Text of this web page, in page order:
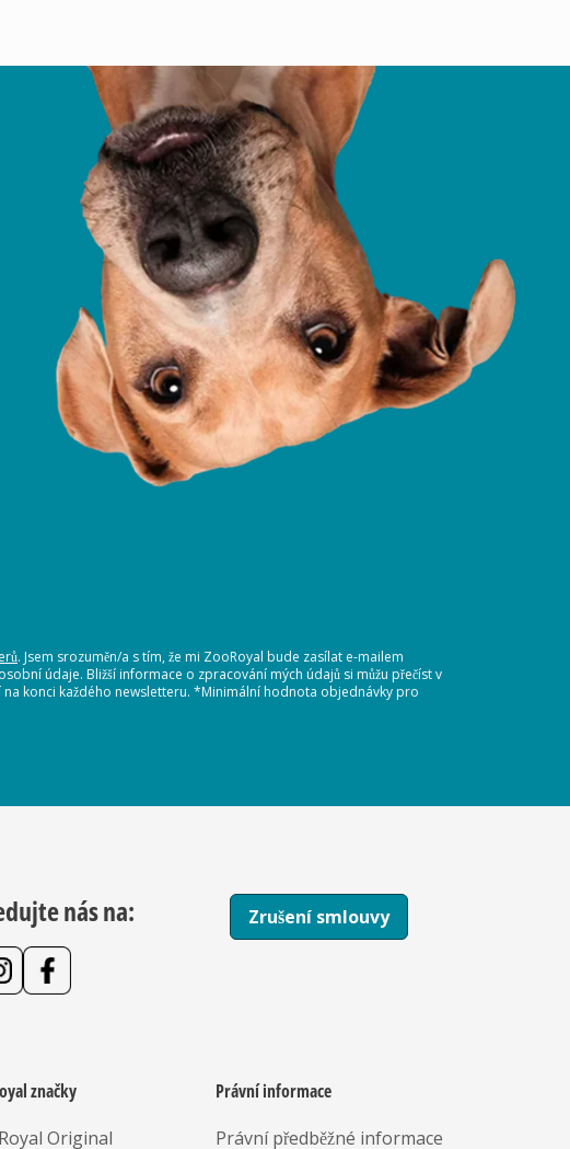
. Jsem srozuměn/a s tím, že mi ZooRoyal bude zasílat e-mailem
údaje. Bližší informace o zpracování mých údajů si můžu přečíst v
konci každého newsletteru. *Minimální hodnota objednávky pro
nás na: Zrušení smlouvy
značky
Original
Právní informace
Právní předběžné informace